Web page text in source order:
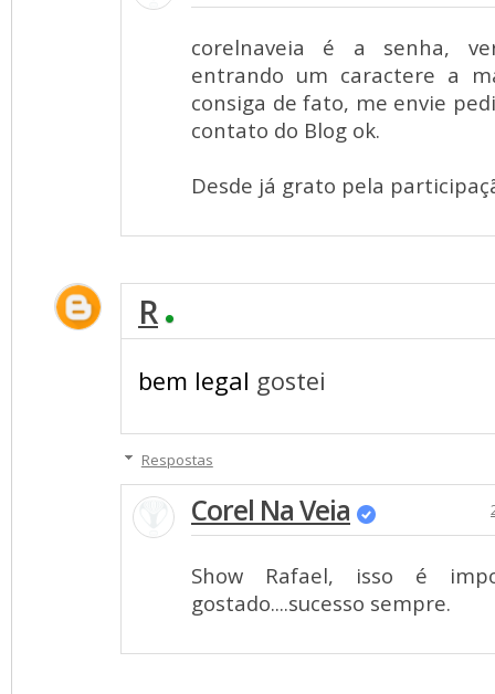
corelnaveia é a senha,
entrando um caractere a
consiga de fato, me envie
contato do Blog ok.
Desde já grato pela
R
bem legal gostei
Respostas
Corel Na Veia
Show Rafael, isso é
gostado....sucesso sempre.